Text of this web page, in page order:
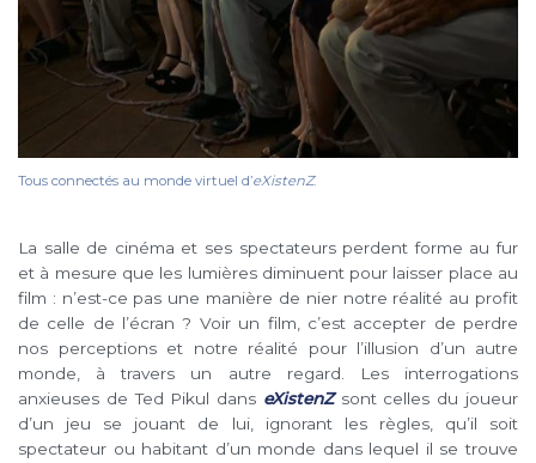
Tous connectés au monde virtuel d’eXistenZ.
La salle de cinéma et ses spectateurs perdent forme au fur
et à mesure que les lumières diminuent pour laisser place au
film : n’est-ce pas une manière de nier notre réalité au profit
de celle de l’écran ? Voir un film, c’est accepter de perdre
nos perceptions et notre réalité pour l’illusion d’un autre
monde, à travers un autre regard. Les interrogations
anxieuses de Ted Pikul dans eXistenZ sont celles du joueur
d’un jeu se jouant de lui, ignorant les règles, qu’il soit
spectateur ou habitant d’un monde dans lequel il se trouve